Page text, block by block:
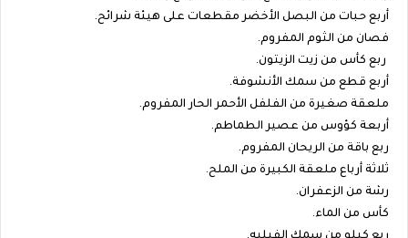
أربع حبات من البصل الأخضر مقطعات على هيئة شرائح.
فصان من الثوم المفروم.
ربع كأس من زيت الزيتون.
أربع قطع من سمك الأنشوفة.
ملعقة صغيرة من الفلفل الأحمر الحار المفروم.
أربعة كؤوس من عصير الطماطم.
ربع باقة من الريحان المفروم.
ثلاثة أرباع ملعقة الكبيرة من الملح.
رشة من الزعفران.
كأس من الماء.